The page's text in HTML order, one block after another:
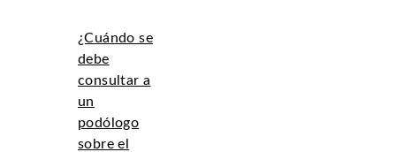
¿Cuándo se
debe
consultar a
un
podólogo
sobre el